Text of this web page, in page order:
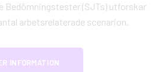
Bedömningstester (SJTs) utforskar
arbetsrelaterade scenarion.
INFORMATION